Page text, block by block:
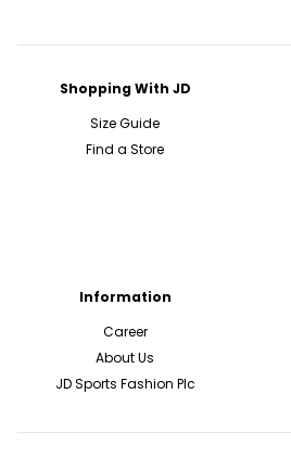
Shopping With JD
Size Guide
Find a Store
Information
Career
About Us
JD Sports Fashion Plc